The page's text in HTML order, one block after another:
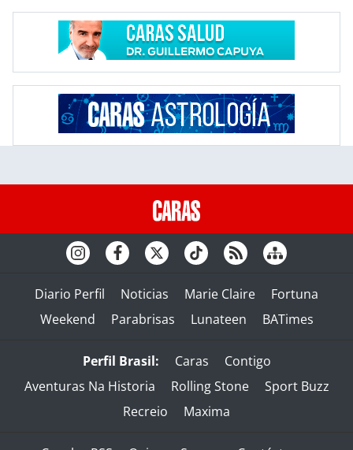
Diario Perfil Noticias Marie Claire
Fortuna
Weekend
Parabrisas Lunateen BATimes
Perfil Brasil: Caras
Contigo
Aventuras Na Historia
Rolling Stone
Sport Buzz
Recreio
Maxima